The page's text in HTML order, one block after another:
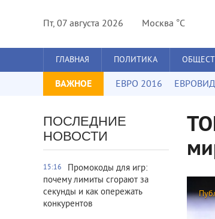
Пт, 07 августа 2026 Москва °C
ГЛАВНАЯ ПОЛИТИКА
ВАЖНОЕ ЕВРО 2016
ПОСЛЕДНИЕ
НОВОСТИ
15:16
Промокоды для игр:
почему лимиты сгорают за
секунды и как опережать
конкурентов